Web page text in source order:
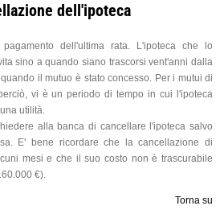
dell'ipoteca
dell'ultima rata. L'ipoteca che lo
sino a quando siano trascorsi vent'anni dalla
il mutuo è stato concesso. Per i mutui di
vi è un periodo di tempo in cui l'ipoteca
utilità.
alla banca di cancellare l'ipoteca salvo
E' bene ricordare che la cancellazione di
mesi e che il suo costo non è trascurabile
€).
Torna su